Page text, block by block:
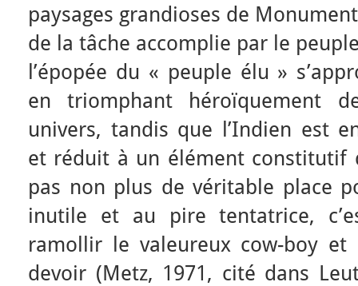
paysages grandioses de
de la tâche accomplie par le
l’épopée du « peuple élu »
en triomphant héroïquement
univers, tandis que l’Indien est
et réduit à un élément
pas non plus de véritable place
inutile et au pire tentatrice,
ramollir le valeureux cow-boy
devoir (Metz, 1971, cité dans